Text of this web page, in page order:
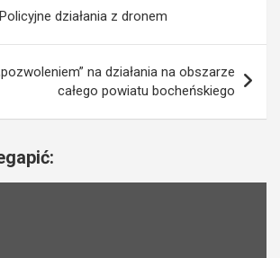
działania z dronem
na działania na obszarze
całego powiatu bocheńskiego